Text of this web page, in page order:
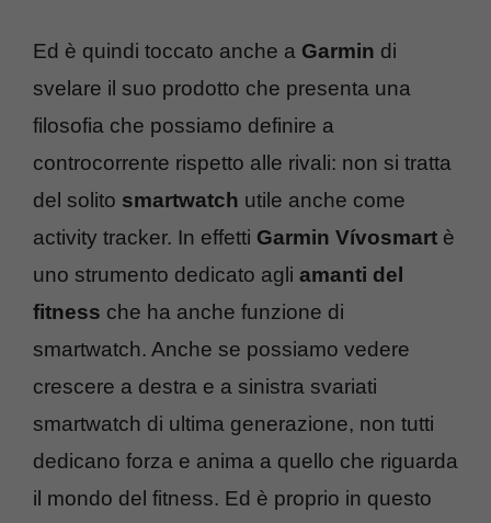
Ed è quindi toccato anche a Garmin di
svelare il suo prodotto che presenta una
filosofia che possiamo definire a
controcorrente rispetto alle rivali: non si tratta
del solito smartwatch utile anche come
activity tracker. In effetti Garmin Vívosmart è
uno strumento dedicato agli amanti del
fitness che ha anche funzione di
smartwatch. Anche se possiamo vedere
crescere a destra e a sinistra svariati
smartwatch di ultima generazione, non tutti
dedicano forza e anima a quello che riguarda
il mondo del fitness. Ed è proprio in questo